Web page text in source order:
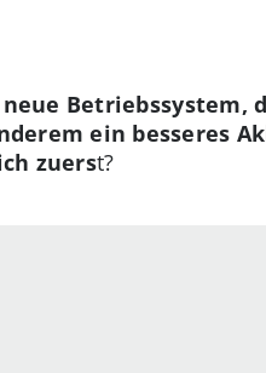
Betriebssystem,
ein besseres
zuerst?